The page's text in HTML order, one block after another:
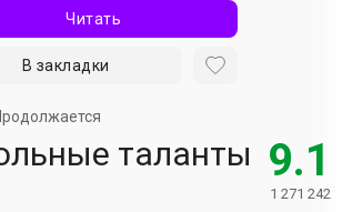
Читать
В закладки
таланты 9.1
1 271 242